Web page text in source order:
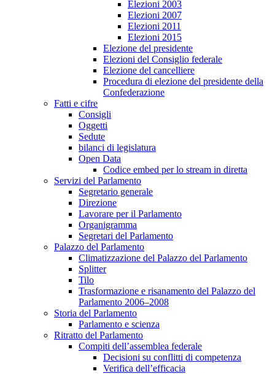
Elezioni 2003
Elezioni 2007
Elezioni 2011
Elezioni 2015
Elezione del presidente
Elezioni del Consiglio federale
Elezione del cancelliere
Procedura di elezione del presidente della
Confederazione
Fatti e cifre
Consigli
Oggetti
Sedute
bilanci di legislatura
Open Data
Codice embed per lo stream in diretta
Servizi del Parlamento
Segretario generale
Direzione
Lavorare per il Parlamento
Organigramma
Segretari del Parlamento
Palazzo del Parlamento
Climatizzazione del Palazzo del Parlamento
Splitter
Tilo
Trasformazione e risanamento del Palazzo del
Parlamento 2006–2008
Storia del Parlamento
Parlamento e scienza
Ritratto del Parlamento
Compiti dell’assemblea federale
Decisioni su conflitti di competenza
Verifica dell’efficacia